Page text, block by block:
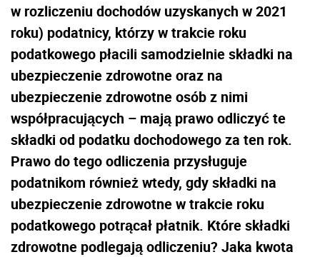
w rozliczeniu dochodów uzyskanych w 2021
roku) podatnicy, którzy w trakcie roku
podatkowego płacili samodzielnie składki na
ubezpieczenie zdrowotne oraz na
ubezpieczenie zdrowotne osób z nimi
współpracujących – mają prawo odliczyć te
składki od podatku dochodowego za ten rok.
Prawo do tego odliczenia przysługuje
podatnikom również wtedy, gdy składki na
ubezpieczenie zdrowotne w trakcie roku
podatkowego potrącał płatnik. Które składki
zdrowotne podlegają odliczeniu? Jaka kwota